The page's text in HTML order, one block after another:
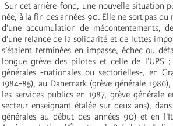
Sur cet arrière-fond, une nouvelle situation
née, à la fin des années 90. Elle ne sort pas
d’une accumulation de mécontentements,
d’une relance de la solidarité et de luttes
s’étaient terminées en impasse, échec ou
longue grève des pilotes et celle de l’UPS
générales -nationales ou sectorielles-, en
1984-85), au Danemark (grève générale
les services publics en 1987, grève générale
secteur enseignant étalée sur deux ans),
générales au début des années 90) et en